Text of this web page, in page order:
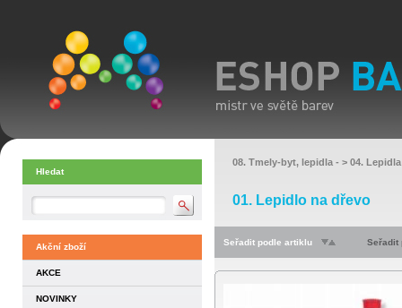
Hledat
Akční zboží
AKCE
NOVINKY
08. Tmely-byt, lepidla - > 04.
01. Lepidlo na dřevo
Seřadit podle artiklu Seřadit